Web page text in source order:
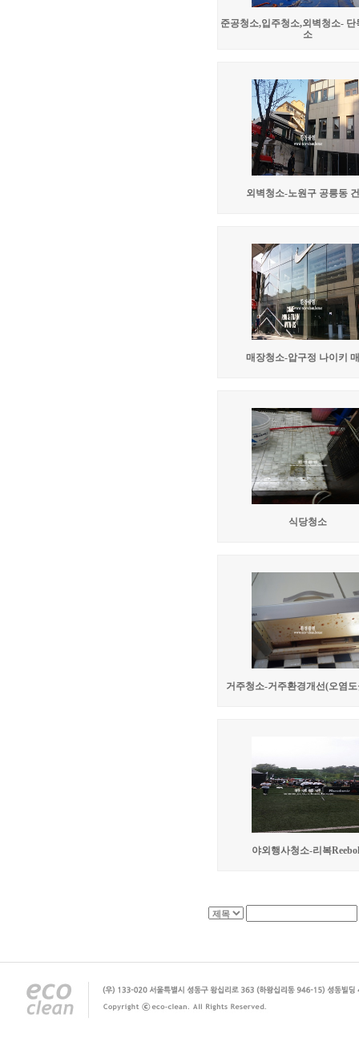
준공청소,입주청소,외벽청소- 단
소
외벽청소-노원구 공릉동
매장청소-압구정 나이키
식당청소
거주청소-거주환경개선(오염
야외행사청소-리복